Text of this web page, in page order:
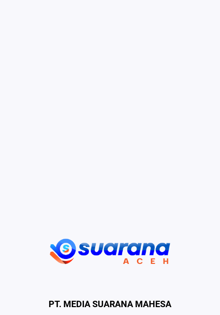
PT. MEDIA SUARANA MAHESA